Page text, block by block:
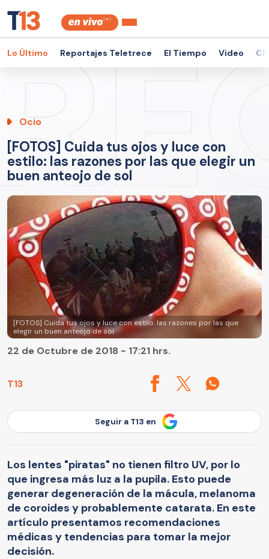
Lo Último Reportajes Teletrece El Tiempo Video
Ocio
[FOTOS] Cuida tus ojos y luce con
estilo: las razones por las que elegir un
buen anteojo de sol
[FOTOS] Cuida tus ojos y luce con estilo: las razones por las que
elegir un buen anteojo de sol
T13
22 de Octubre de 2018 - 17:21 hrs.
Seguir a T13 en
Los lentes "piratas" no tienen filtro UV, por lo
que ingresa más luz a la pupila. Esto puede
generar degeneración de la mácula, melanoma
de coroides y probablemente catarata. En este
artículo presentamos recomendaciones
médicas y tendencias para tomar la mejor
decisión.